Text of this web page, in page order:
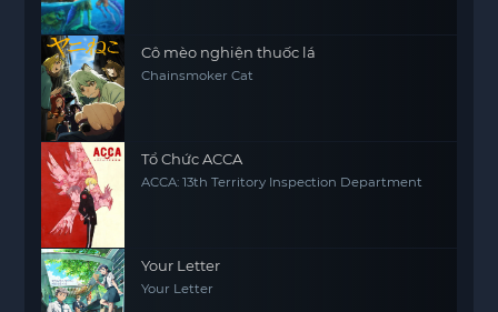
Cô mèo nghiện thuốc lá
Chainsmoker Cat
Tổ Chức ACCA
ACCA: 13th Territory Inspection Department
Your Letter
Your Letter